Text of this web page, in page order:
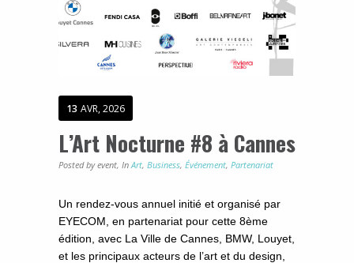
13 AVR, 2026
L’Art Nocturne #8 à Cannes
Posted by event, In Art, Business, Événement, Partenariat
Un rendez-vous annuel initié et organisé par
EYECOM, en partenariat pour cette 8ème
édition, avec La Ville de Cannes, BMW, Louyet,
et les principaux acteurs de l’art et du design,